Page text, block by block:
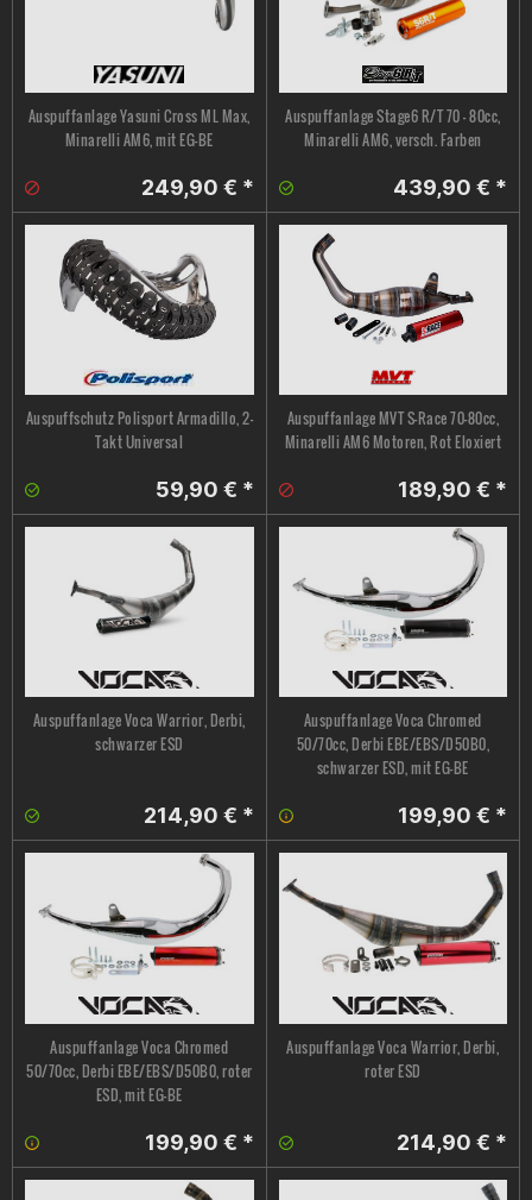
Auspuffanlage Yasuni Cross ML Max,
Minarelli AM6, mit EG-BE
249,90 € *
Auspuffanlage Stage6 R/T 70 - 80cc,
Minarelli AM6, versch. Farben
439,90 € *
Auspuffschutz Polisport Armadillo, 2-
Takt Universal
59,90 € *
Auspuffanlage MVT S-Race 70-80cc,
Minarelli AM6 Motoren, Rot Eloxiert
189,90 € *
Auspuffanlage Voca Warrior, Derbi,
schwarzer ESD
214,90 € *
Auspuffanlage Voca Chromed
50/70cc, Derbi EBE/EBS/D50B0,
schwarzer ESD, mit EG-BE
199,90 € *
Auspuffanlage Voca Chromed
50/70cc, Derbi EBE/EBS/D50B0, roter
ESD, mit EG-BE
199,90 € *
Auspuffanlage Voca Warrior, Derbi,
roter ESD
214,90 € *